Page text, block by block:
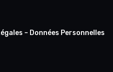
– Données Personnelles